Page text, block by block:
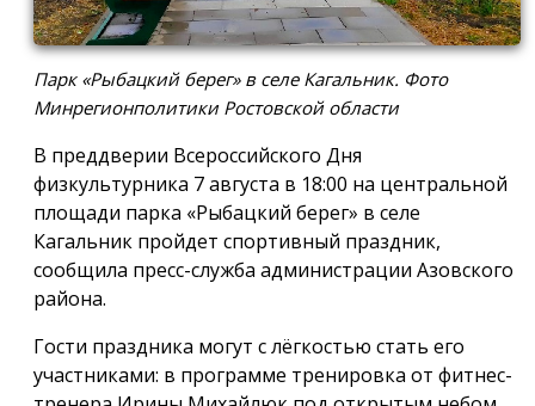
Парк «Рыбацкий берег» в селе Кагальник. Фото
Минрегионполитики Ростовской области
В преддверии Всероссийского Дня
физкультурника 7 августа в 18:00 на центральной
площади парка «Рыбацкий берег» в селе
Кагальник пройдет спортивный праздник,
сообщила пресс-служба администрации Азовского
района.
Гости праздника могут с лёгкостью стать его
участниками: в программе тренировка от фитнес-